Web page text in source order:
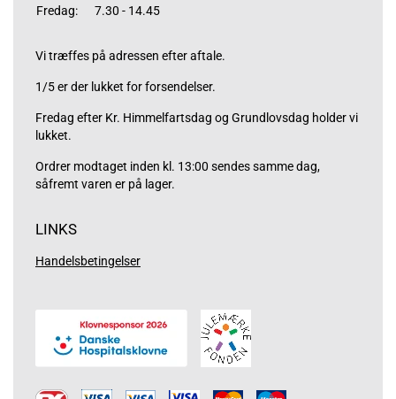
Fredag:
7.30 - 14.45
Vi træffes på adressen efter aftale.
1/5 er der lukket for forsendelser.
Fredag efter Kr. Himmelfartsdag og Grundlovsdag holder vi
lukket.
Ordrer modtaget inden kl. 13:00 sendes samme dag,
såfremt varen er på lager.
LINKS
Handelsbetingelser